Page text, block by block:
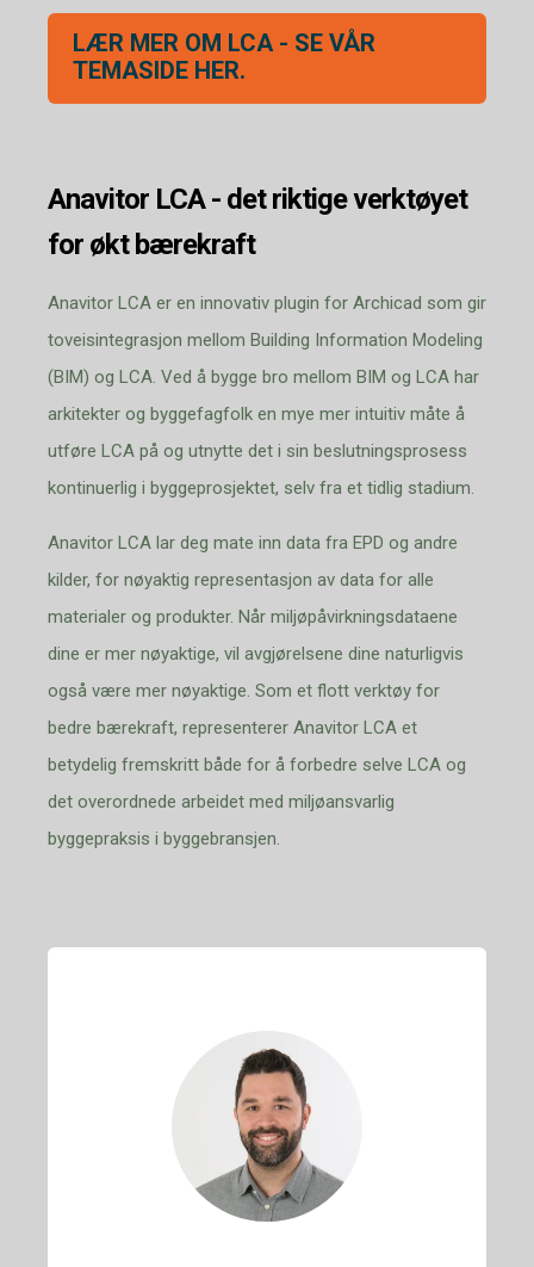
LÆR MER OM LCA - SE VÅR
TEMASIDE HER.
Anavitor LCA - det riktige verktøyet
for økt bærekraft
Anavitor LCA er en innovativ plugin for Archicad som gir
toveisintegrasjon mellom Building Information Modeling
(BIM) og LCA. Ved å bygge bro mellom BIM og LCA har
arkitekter og byggefagfolk en mye mer intuitiv måte å
utføre LCA på og utnytte det i sin beslutningsprosess
kontinuerlig i byggeprosjektet, selv fra et tidlig stadium.
Anavitor LCA lar deg mate inn data fra EPD og andre
kilder, for nøyaktig representasjon av data for alle
materialer og produkter. Når miljøpåvirkningsdataene
dine er mer nøyaktige, vil avgjørelsene dine naturligvis
også være mer nøyaktige. Som et flott verktøy for
bedre bærekraft, representerer Anavitor LCA et
betydelig fremskritt både for å forbedre selve LCA og
det overordnede arbeidet med miljøansvarlig
byggepraksis i byggebransjen.